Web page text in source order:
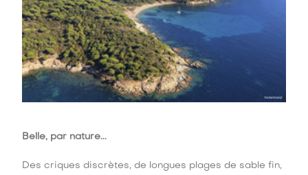
Belle, par nature...
Des criques discrètes, de longues plages de sable fin,